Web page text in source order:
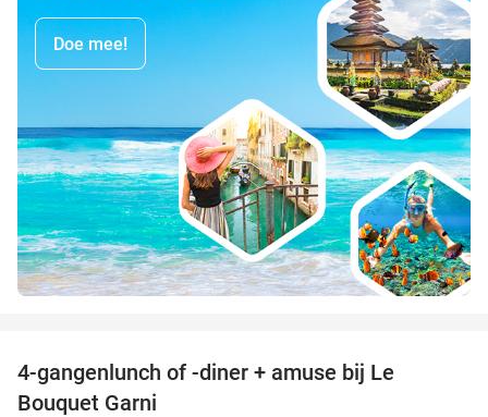
Doe mee!
4-gangenlunch of -diner + amuse bij Le
Bouquet Garni